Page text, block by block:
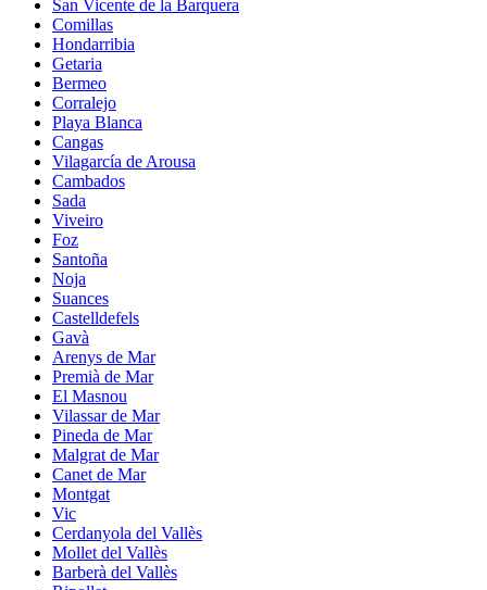
San Vicente de la Barquera
Comillas
Hondarribia
Getaria
Bermeo
Corralejo
Playa Blanca
Cangas
Vilagarcía de Arousa
Cambados
Sada
Viveiro
Foz
Santoña
Noja
Suances
Castelldefels
Gavà
Arenys de Mar
Premià de Mar
El Masnou
Vilassar de Mar
Pineda de Mar
Malgrat de Mar
Canet de Mar
Montgat
Vic
Cerdanyola del Vallès
Mollet del Vallès
Barberà del Vallès